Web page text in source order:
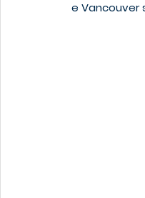
e Vancouver